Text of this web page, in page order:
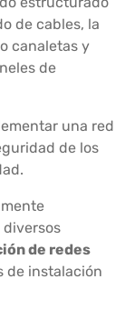
de cables, la
canaletas y
de
una red
de los
diversos
de redes
de instalación